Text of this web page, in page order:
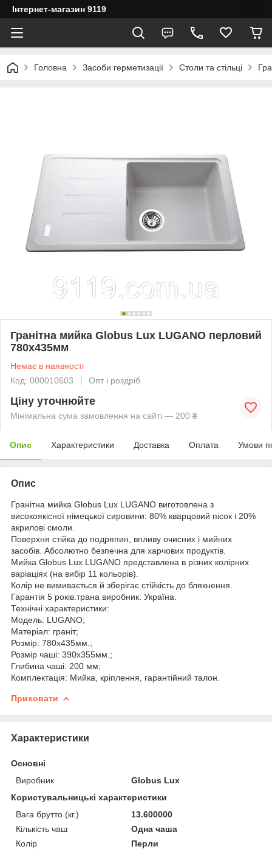
Інтернет-магазин 9119
Головна Засоби герметизації Столи та стільці
Гранітна мийка Globus Lux LUGANO перловий
780х435мм
Немає в наявності
Код: 000010603
Опт і роздріб
Ціну уточнюйте
Мінімальна сума замовлення на сайті — 200 ₴
Опис Характеристики Доставка Оплата Умови
Опис
Гранітна мийка Globus Lux LUGANO виготовлена з
високоякісної німецької сировини: 80% кварцовий пісок і 20%
акрилові смоли.
Поверхня стійка до подряпин, впливу очисних і мийних
засобів. Абсолютно безпечна для харчових продуктів.
Мийка Globus Lux LUGANO представлена в різних колірних
варіаціях (на вибір 11 кольорів).
Колір не вимивається й зберігає стійкість до блякнення.
Гарантія 5 років.трана виробник: Україна.
Технічні характеристики:
Модель: LUGANO;
Матеріал: граніт;
Розмір: 780x435мм.;
Розмір чаші: 390x355мм.;
Глибина чаші: 200 мм;
Комплектація: Мийка, кріплення, гарантійний талон.
Приховати
Характеристики
Основні
Виробник
Globus Lux
Користувальницькі характеристики
Вага брутто (кг.)
13.600000
Кількість чаш
Одна чаша
Колір
Перли